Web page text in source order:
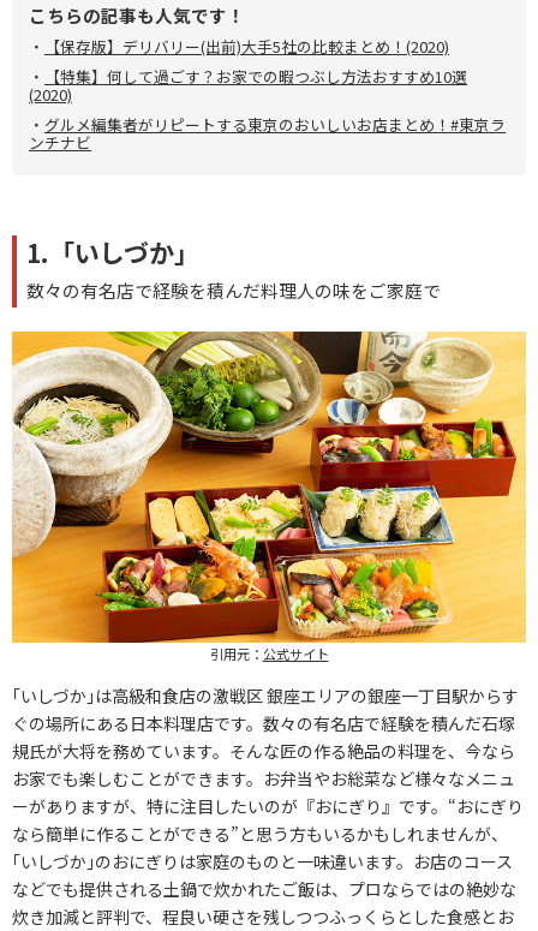
こちらの記事も人気です！
・
【保存版】デリバリー(出前)大手5社の比較まとめ！(2020)
・
【特集】何して過ごす？お家での暇つぶし方法おすすめ10選
(2020)
・ グルメ編集者がリピートする東京のおいしいお店まとめ！#東京ラ
ンチナビ
1.「いしづか」
数々の有名店で経験を積んだ料理人の味をご家庭で
引用元： 公式サイト
｢いしづか｣は高級和食店の激戦区 銀座エリアの銀座一丁目駅からす
ぐの場所にある日本料理店です。数々の有名店で経験を積んだ石塚
規氏が大将を務めています。そんな匠の作る絶品の料理を、今なら
お家でも楽しむことができます。お弁当やお総菜など様々なメニュ
ーがありますが、特に注目したいのが『おにぎり』です。“おにぎり
なら簡単に作ることができる”と思う方もいるかもしれませんが、
｢いしづか｣のおにぎりは家庭のものと一味違います。お店のコース
などでも提供される土鍋で炊かれたご飯は、プロならではの絶妙な
炊き加減と評判で、程良い硬さを残しつつふっくらとした食感とお